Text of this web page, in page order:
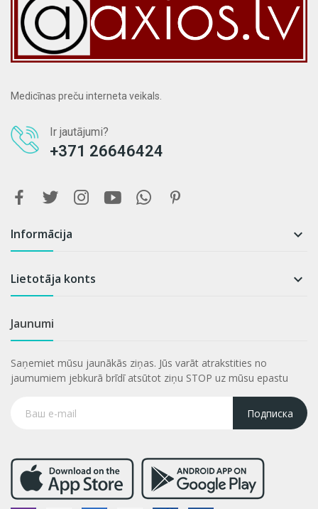
Medicīnas preču interneta veikals.
Ir jautājumi?
+371 26646424
Informācija 
Lietotāja konts 
Jaunumi
Saņemiet mūsu jaunākās ziņas. Jūs varāt atrakstities no
jaumumiem jebkurā brīdī atsūtot ziņu STOP uz mūsu epastu
Подписка